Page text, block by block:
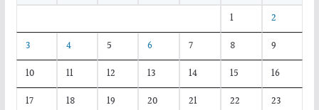
1
2
3
4 5 6 7 8
9
10
11 12 13 14 15
16
17
18 19 20 21 22
23